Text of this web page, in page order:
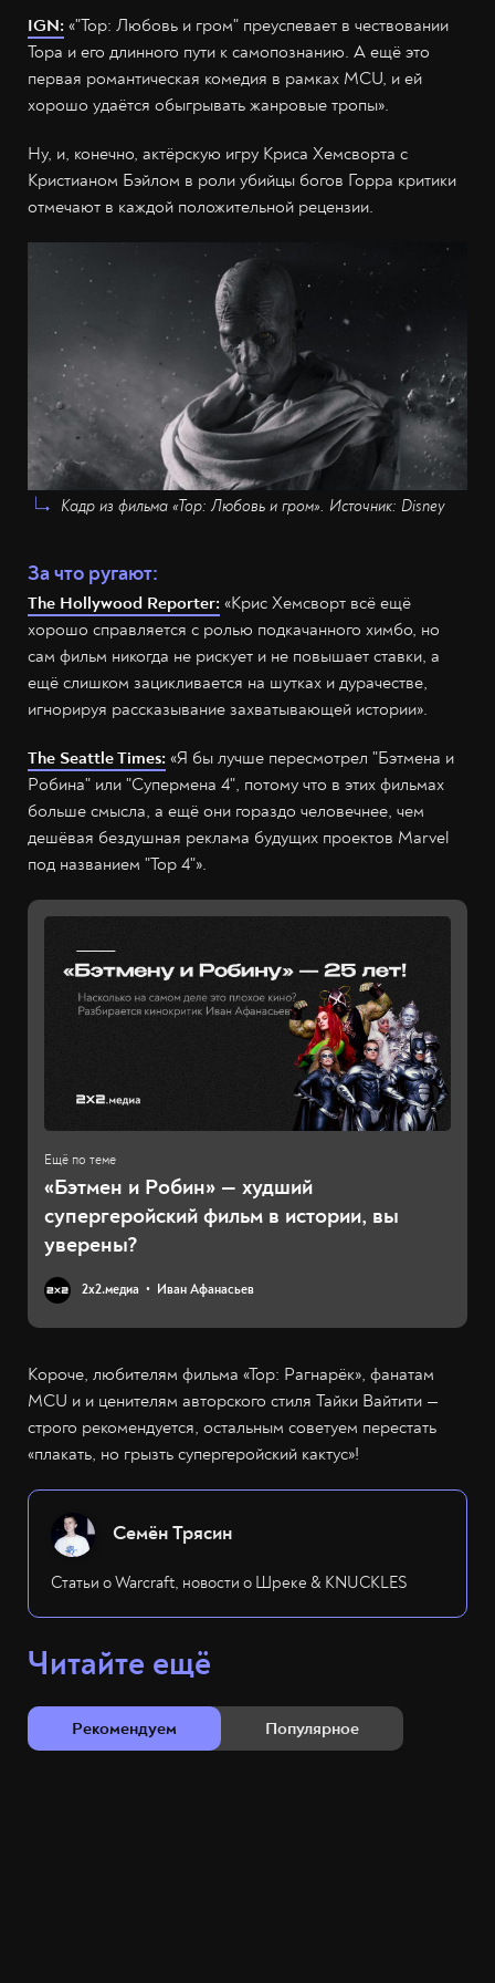
IGN: «"Тор: Любовь и гром" преуспевает в чествовании
Тора и его длинного пути к самопознанию. А ещё это
первая романтическая комедия в рамках MCU, и ей
хорошо удаётся обыгрывать жанровые тропы».
Ну, и, конечно, актёрскую игру Криса Хемсворта с
Кристианом Бэйлом в роли убийцы богов Горра критики
отмечают в каждой положительной рецензии.
Кадр из фильма «Тор: Любовь и гром». Источник: Disney
За что ругают:
The Hollywood Reporter: «Крис Хемсворт всё ещё
хорошо справляется с ролью подкачанного химбо, но
сам фильм никогда не рискует и не повышает ставки, а
ещё слишком зацикливается на шутках и дурачестве,
игнорируя рассказывание захватывающей истории».
The Seattle Times: «Я бы лучше пересмотрел "Бэтмена и
Робина" или "Супермена 4", потому что в этих фильмах
больше смысла, а ещё они гораздо человечнее, чем
дешёвая бездушная реклама будущих проектов Marvel
под названием "Тор 4"».
«Бэтмен и Робин» — худший
супергеройский фильм в истории, вы
уверены?
2х2.медиа Иван Афанасьев
Короче, любителям фильма «Тор: Рагнарёк», фанатам
MCU и и ценителям авторского стиля Тайки Вайтити —
строго рекомендуется, остальным советуем перестать
«плакать, но грызть супергеройский кактус»!
Семён Трясин
Статьи о Warcraft, новости о Шреке & KNUCKLES
Читайте ещё
Рекомендуем Популярное